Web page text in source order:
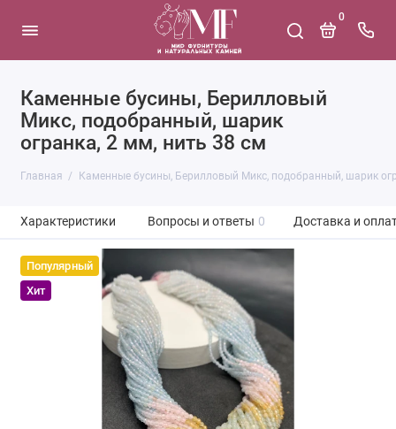
0
Каменные бусины, Берилловый
Микс, подобранный, шарик
огранка, 2 мм, нить 38 см
Главная Каменные бусины, Берилловый Микс, подобранный, шарик
Характеристики Вопросы и ответы 0 Доставка и
Популярный
Хит